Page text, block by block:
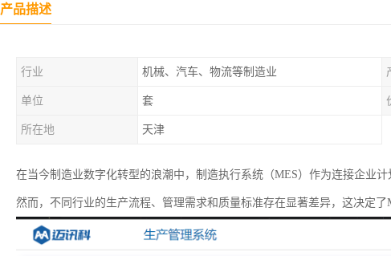
产品描述
行业 机械、汽车、物流等制造业
单位 套
所在地 天津
在当今制造业数字化转型的浪潮中，制造执行系统（MES）作为连接企业
然而，不同行业的生产流程、管理需求和质量标准存在显著差异，这决定了